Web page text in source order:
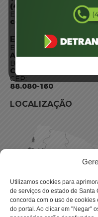
Utilizamos cookies para
de serviços do estado de Santa
concorda com o uso de
do portal. Ao clicar em "Negar"
(48) 3664-1800
E-mail:
ENDEREÇO
Endereço:
Av. Almirante
Bairro:
Coqueiros,
CEP:
88.080-160
LOCALIZAÇÃO